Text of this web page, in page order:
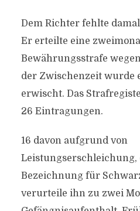
Dem Richter fehlte
Er erteilte eine
Bewährungsstrafe
der Zwischenzeit wurde
erwischt. Das
26 Eintragungen.
16 davon aufgrund von
Leistungserschleichung,
Bezeichnung für
verurteile ihn zu zwei